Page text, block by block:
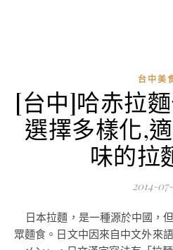
台中美
[台中]哈赤拉
選擇多樣化,
味的拉
2014-
日本拉麵，是一種源於中國，但在日本演變成為代表性的大
眾麵食。日文中因來自中文外來